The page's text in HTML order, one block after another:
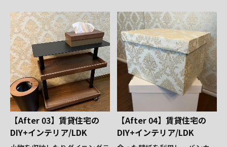
【After 03】賃貸住宅の
DIY+インテリア/LDK
【After 04】賃貸住宅の
DIY+インテリア/LDK